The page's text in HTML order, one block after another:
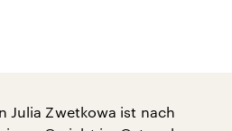
Julia Zwetkowa ist nach